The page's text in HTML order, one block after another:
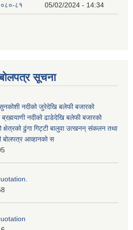
८१ 05/02/2024 - 14:34
सूचना
सुनकोशी नदीको जुरेदेखि बलेफी बजारको
नदीको ढाडेदेखि बलेफी बजारको
क्षेत्रको ढुंगा गिट्टी बालुवा उत्खनन् संकलन तथा
बोलपत्र आव्हानको स